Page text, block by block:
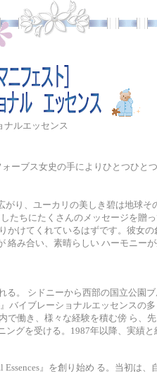
ナルエッセンス
ーブス女史の手によりひとつひと
り、ユーカリの美しき碧は地球そ
たちにたくさんのメッセージを贈っ
けてくれているはずです。彼女の
絡み合い、素晴らしい ハーモニー
る。 シドニーから西部の国立公園
バイブレーショナルエッセンスの
で働き、様々な経験を積む傍 ら、
ングを受ける。1987年以降、実績
』を創り始め る。当初は、